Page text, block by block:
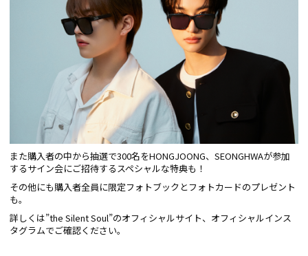
また購入者の中から抽選で300名をHONGJOONG、SEONGHWAが参加
するサイン会にご招待するスペシャルな特典も！
その他にも購入者全員に限定フォトブックとフォトカードのプレゼント
も。
詳しくは”the Silent Soul”のオフィシャルサイト、オフィシャルインス
タグラムでご確認ください。